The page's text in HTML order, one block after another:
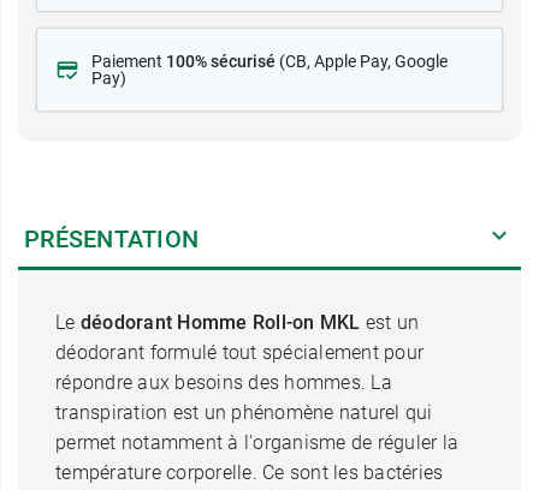
Paiement 100% sécurisé (CB, Apple Pay, Google
Pay)
PRÉSENTATION
Le déodorant Homme Roll-on MKL est un
déodorant formulé tout spécialement pour
répondre aux besoins des hommes. La
transpiration est un phénomène naturel qui
permet notamment à l'organisme de réguler la
température corporelle. Ce sont les bactéries